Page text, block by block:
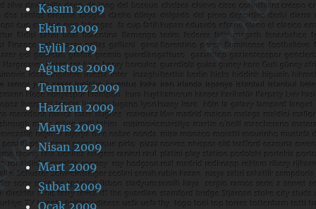
Kasım 2009
Ekim 2009
Eylül 2009
Ağustos 2009
Temmuz 2009
Haziran 2009
Mayıs 2009
Nisan 2009
Mart 2009
Şubat 2009
Ocak 2009